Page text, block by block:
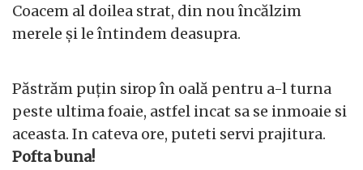
Coacem al doilea strat, din nou încălzim
merele și le întindem deasupra.
Păstrăm puțin sirop în oală pentru a-l turna
peste ultima foaie, astfel incat sa se inmoaie si
aceasta. In cateva ore, puteti servi prajitura.
Pofta buna!